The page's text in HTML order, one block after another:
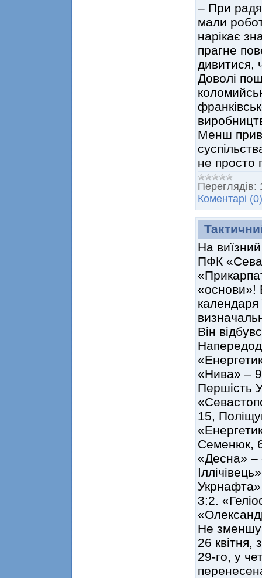
– При
мали
нарікає
прагне
дивитися,
Доволі
Менш
не просто
Переглядів:
Коментарі (0)
На
ПФК
«основи»!
Він
«Нива» –
Першість
15,
Семенюк,
«Десна» –
3:2.
Не
26 квітня,
29-го, у